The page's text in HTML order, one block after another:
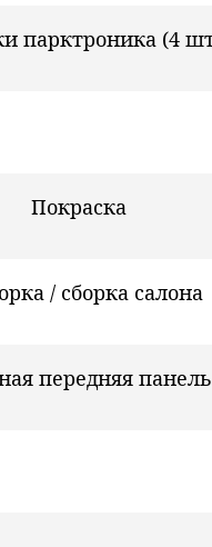
парктроника (4
Покраска
/ сборка салона
передняя панель